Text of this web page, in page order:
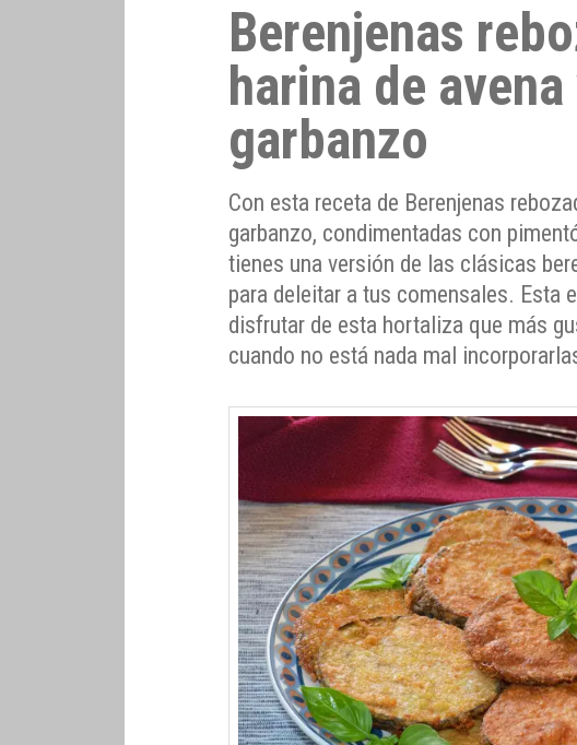
Berenjenas
harina de avena
garbanzo
Con esta receta de Berenjenas
garbanzo, condimentadas con
tienes una versión de las clásicas
para deleitar a tus comensales. Esta
disfrutar de esta hortaliza que más
cuando no está nada mal